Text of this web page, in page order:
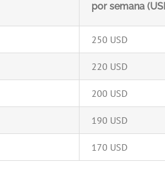
por semana
250 USD
220 USD
200 USD
190 USD
170 USD